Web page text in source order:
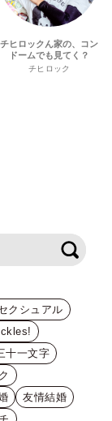
チヒロックん家の、コン
ドームでも見てく？
チヒロック
クシュアル
十一文字
友情結婚